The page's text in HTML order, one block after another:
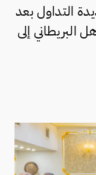
التداول بعد
إلى